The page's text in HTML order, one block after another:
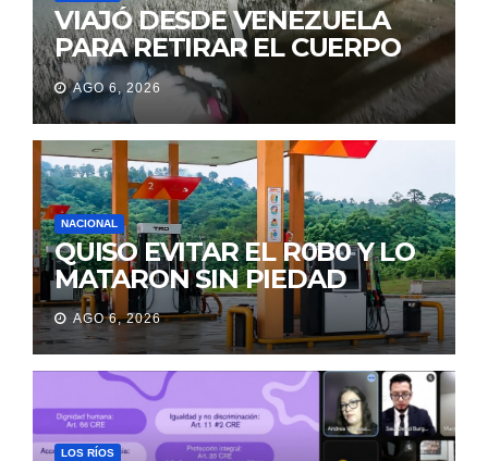
VIAJÓ DESDE VENEZUELA
PARA RETIRAR EL CUERPO
DE SU MARIDO QUE
PERMANECIÓ SEIS DÍAS EN
LA MORGUE
AGO 6, 2026
NACIONAL
QUISO EVITAR EL R0B0 Y LO
MATARON SIN PIEDAD
AGO 6, 2026
LOS RÍOS